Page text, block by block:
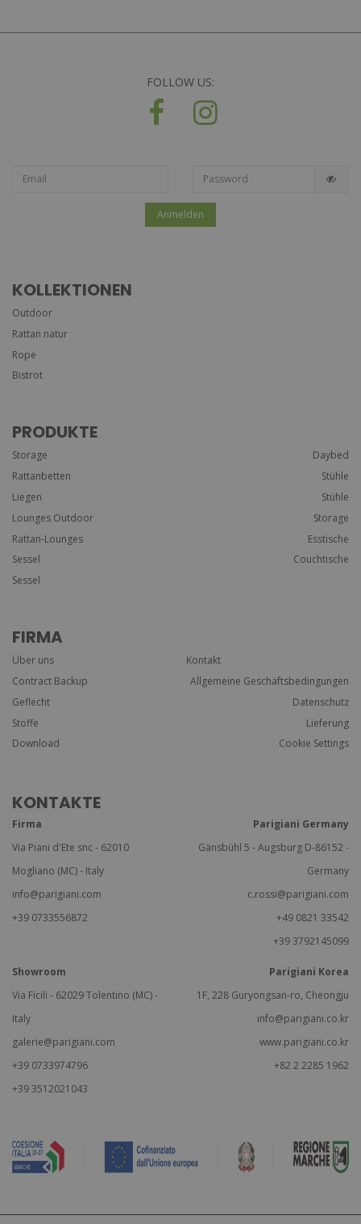
FOLLOW US:
Anmelden
KOLLEKTIONEN
Outdoor
Rattan natur
Rope
Bistrot
PRODUKTE
Storage
Rattanbetten
Liegen
Lounges Outdoor
Rattan-Lounges
Sessel
Sessel
Daybed
Stühle
Stühle
Storage
Esstische
Couchtische
FIRMA
Über uns
Contract Backup
Geflecht
Stoffe
Download
Kontakt
Allgemeine Geschäftsbedingungen
Datenschutz
Lieferung
Cookie Settings
KONTAKTE
Firma
Via Piani d'Ete snc - 62010
Mogliano (MC) - Italy
info@parigiani.com
+39 0733556872
Parigiani Germany
Gänsbühl 5 - Augsburg D-86152 -
Germany
c.rossi@parigiani.com
+49 0821 33542
+39 3792145099
Showroom
Via Ficili - 62029 Tolentino (MC) -
Italy
galerie@parigiani.com
+39 0733974796
+39 3512021043
Parigiani Korea
1F, 228 Guryongsan-ro, Cheongju
info@parigiani.co.kr
www.parigiani.co.kr
+82 2 2285 1962